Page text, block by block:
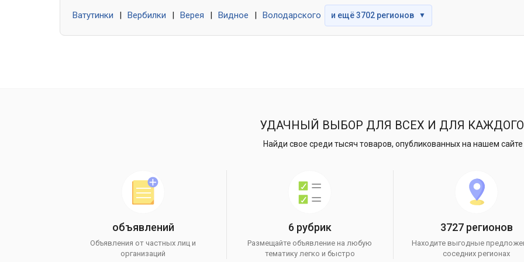
Ватутинки Вербилки Верея Видное Володарского и ещё 3702 регионов ▼
УДАЧНЫЙ ВЫБОР ДЛЯ ВСЕХ И ДЛЯ
Найди свое среди тысяч товаров, опубликованных на нашем сайте
объявлений
Объявления от частных лиц и
организаций
6 рубрик
Размещайте объявление на любую
тематику легко и быстро
3727 регионов
Находите выгодные
соседних регионах